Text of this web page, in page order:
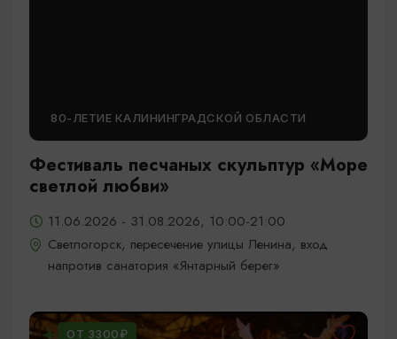
80-ЛЕТИЕ КАЛИНИНГРАДСКОЙ ОБЛАСТИ
Фестиваль песчаных скульптур «Море
светлой любви»
11.06.2026 - 31.08.2026, 10:00-21:00
Светлогорск, пересечение улицы Ленина, вход
напротив санатория «Янтарный берег»
ОТ 3300₽